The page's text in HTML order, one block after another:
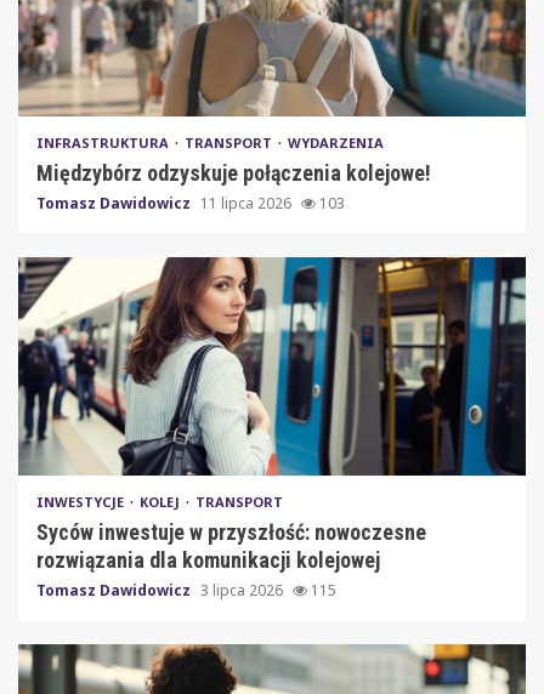
INFRASTRUKTURA TRANSPORT WYDARZENIA
Międzybórz odzyskuje połączenia kolejowe!
Tomasz Dawidowicz 11 lipca 2026 103
INWESTYCJE KOLEJ TRANSPORT
Syców inwestuje w przyszłość: nowoczesne
rozwiązania dla komunikacji kolejowej
Tomasz Dawidowicz 3 lipca 2026 115